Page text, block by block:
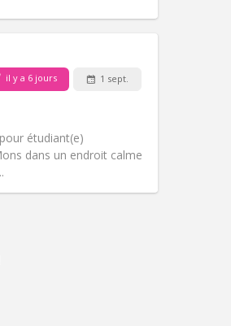
il y a 6 jours 1 sept.
étudiant(e)
dans un endroit calme
calme
Non